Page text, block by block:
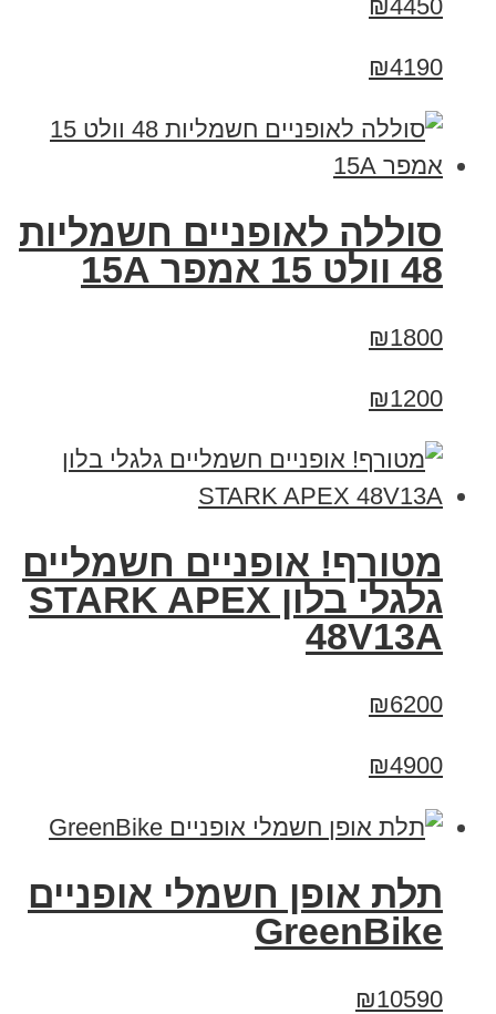
₪4450
₪4190
סוללה לאופניים חשמליות
48 וולט 15 אמפר 15A
₪1800
₪1200
מטורף! אופניים חשמליים
גלגלי בלון STARK APEX
48V13A
₪6200
₪4900
תלת אופן חשמלי אופניים
GreenBike
₪10590